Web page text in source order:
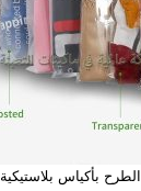
بأكياس بلاستيكية